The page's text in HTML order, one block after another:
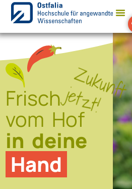
Frisch
vom Hof
in deine
Hand
Zukunft
jetzt!